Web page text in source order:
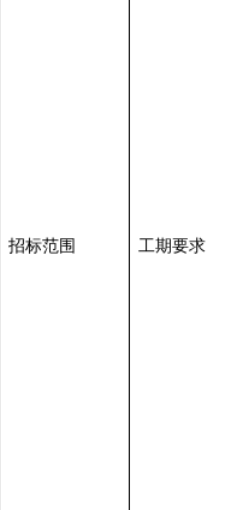
招标范围 工期要求